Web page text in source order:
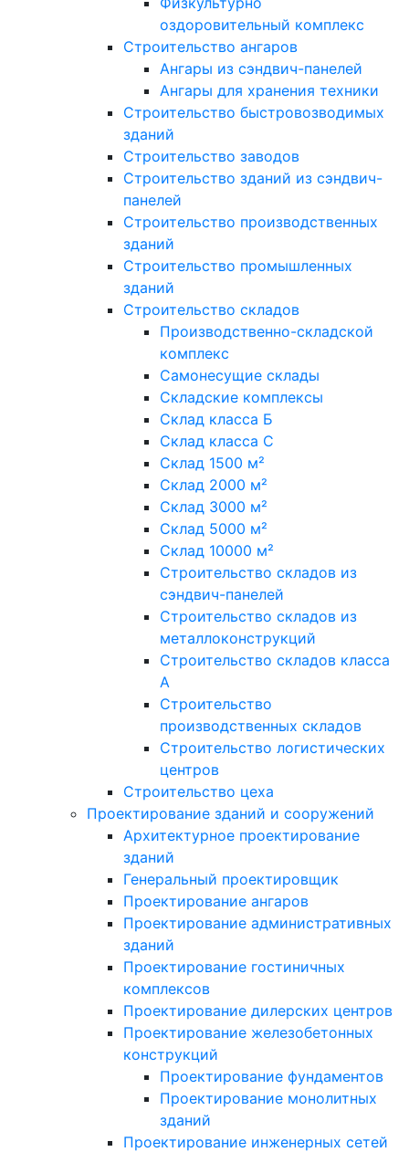
оздоровительный комплекс
Строительство ангаров
Ангары из сэндвич-панелей
Ангары для хранения техники
Строительство быстровозводимых
зданий
Строительство заводов
Строительство зданий из сэндвич-
панелей
Строительство производственных
зданий
Строительство промышленных
зданий
Строительство складов
Производственно-складской
комплекс
Самонесущие склады
Складские комплексы
Склад класса Б
Склад класса С
Склад 1500 м²
Склад 2000 м²
Склад 3000 м²
Склад 5000 м²
Склад 10000 м²
Строительство складов из
сэндвич-панелей
Строительство складов из
металлоконструкций
Строительство складов класса
А
Строительство
производственных складов
Строительство логистических
центров
Строительство цеха
Проектирование зданий и сооружений
Архитектурное проектирование
зданий
Генеральный проектировщик
Проектирование ангаров
Проектирование административных
зданий
Проектирование гостиничных
комплексов
Проектирование дилерских центров
Проектирование железобетонных
конструкций
Проектирование фундаментов
Проектирование монолитных
зданий
Проектирование инженерных сетей